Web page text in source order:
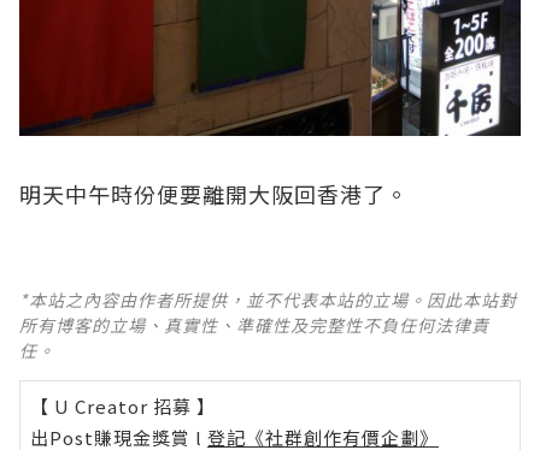
明天中午時份便要離開大阪回香港了。
*本站之內容由作者所提供，並不代表本站的立場。因此本站對
所有博客的立場、真實性、準確性及完整性不負任何法律責
任。
【 U Creator 招募 】
出Post賺現金獎賞 l 登記《社群創作有價企劃》